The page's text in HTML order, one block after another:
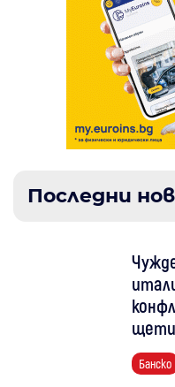
Последни
щети
Банско